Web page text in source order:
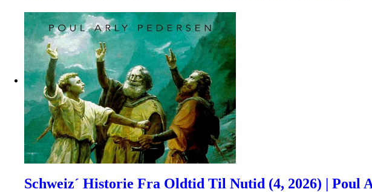
Schweiz´ Historie Fra Oldtid Til Nutid (4, 2026) | Poul